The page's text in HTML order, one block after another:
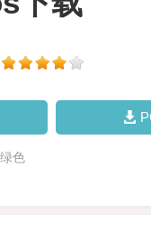
色